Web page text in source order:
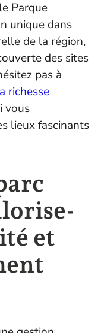
Parque
unique dans
de la région,
des sites
pas à
richesse
vous
lieux fascinants
et